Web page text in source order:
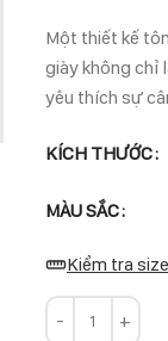
Một thiết kế
giày không chỉ
yêu thích sự
KÍCH THƯỚC
MÀU SẮC
Kiểm tra size